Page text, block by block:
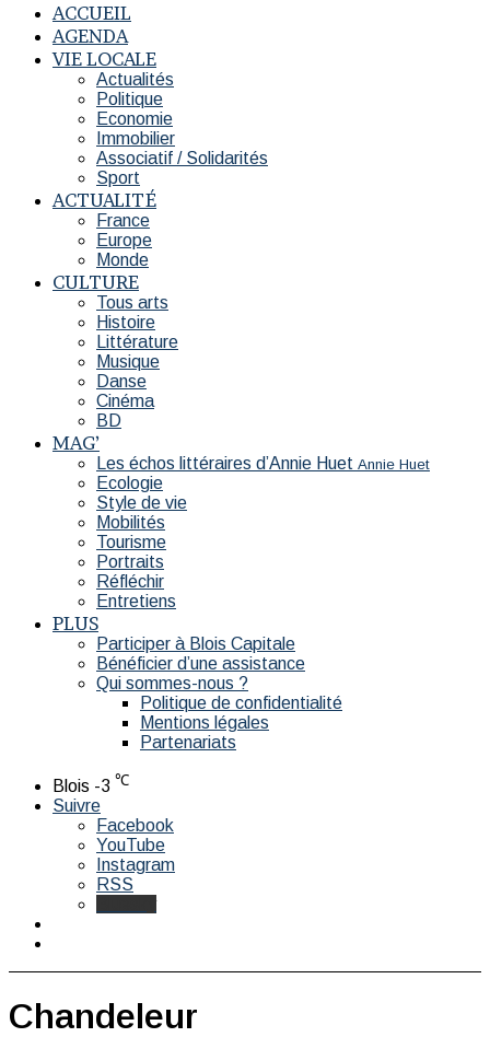
ACCUEIL
AGENDA
VIE LOCALE
Actualités
Politique
Economie
Immobilier
Associatif / Solidarités
Sport
ACTUALITÉ
France
Europe
Monde
CULTURE
Tous arts
Histoire
Littérature
Musique
Danse
Cinéma
BD
MAG’
Les échos littéraires d’Annie Huet Annie Huet
Ecologie
Style de vie
Mobilités
Tourisme
Portraits
Réfléchir
Entretiens
PLUS
Participer à Blois Capitale
Bénéficier d’une assistance
Qui sommes-nous ?
Politique de confidentialité
Mentions légales
Partenariats
Blois -3 ℃
Suivre
Facebook
YouTube
Instagram
RSS
Chandeleur